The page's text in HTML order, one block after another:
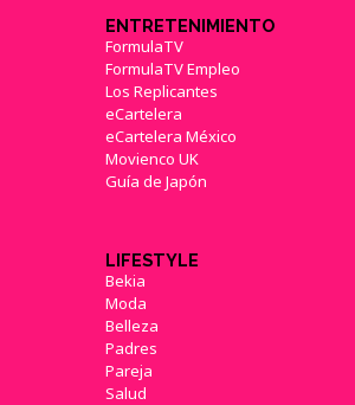
ENTRETENIMIENTO
FormulaTV
FormulaTV Empleo
Los Replicantes
eCartelera
eCartelera México
Movienco UK
Guía de Japón
LIFESTYLE
Bekia
Moda
Belleza
Padres
Pareja
Salud